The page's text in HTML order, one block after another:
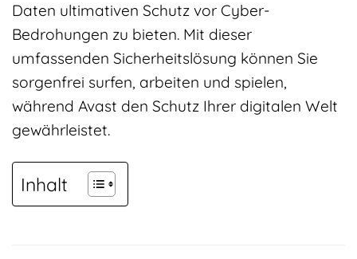
Daten ultimativen Schutz vor Cyber-
Bedrohungen zu bieten. Mit dieser
umfassenden Sicherheitslösung können Sie
sorgenfrei surfen, arbeiten und spielen,
während Avast den Schutz Ihrer digitalen Welt
gewährleistet.
Inhalt